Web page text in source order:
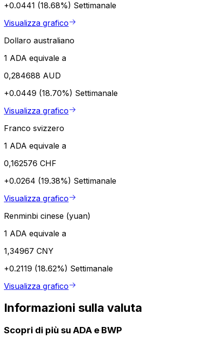
+0.0441 (18.68%) Settimanale
Visualizza grafico
Dollaro australiano
1 ADA equivale a
0,284688 AUD
+0.0449 (18.70%) Settimanale
Visualizza grafico
Franco svizzero
1 ADA equivale a
0,162576 CHF
+0.0264 (19.38%) Settimanale
Visualizza grafico
Renminbi cinese (yuan)
1 ADA equivale a
1,34967 CNY
+0.2119 (18.62%) Settimanale
Visualizza grafico
Informazioni sulla valuta
Scopri di più su ADA e BWP